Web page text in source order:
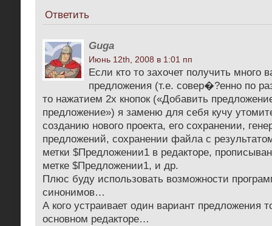
Ответить
Guga
Июнь 12th, 2008 в 1:01 пп
Если кто то захочет получить много
предложения (т.е. совер�?енно по
то нажатием 2х кнопок («Добавить
предложение») я заменю для себя кучу
созданию нового проекта, его сохранении,
предложений, сохранении файла с
метки $Предложении1 в редакторе,
метке $Предложении1, и др.
Плюс буду использовать возможности
синонимов…
А кого устраивает один вариант предложения
основном редакторе…